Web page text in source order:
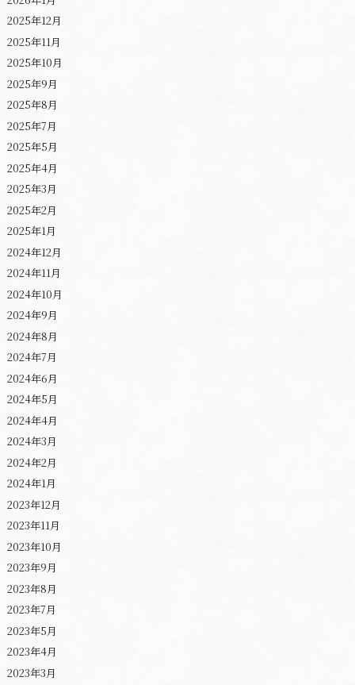
2025年12月
2025年11月
2025年10月
2025年9月
2025年8月
2025年7月
2025年5月
2025年4月
2025年3月
2025年2月
2025年1月
2024年12月
2024年11月
2024年10月
2024年9月
2024年8月
2024年7月
2024年6月
2024年5月
2024年4月
2024年3月
2024年2月
2024年1月
2023年12月
2023年11月
2023年10月
2023年9月
2023年8月
2023年7月
2023年5月
2023年4月
2023年3月